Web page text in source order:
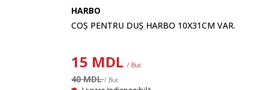
HARBO
COȘ PENTRU DUȘ HARBO 10X31CM VAR.
15 MDL / Buc
40 MDL/ Buc